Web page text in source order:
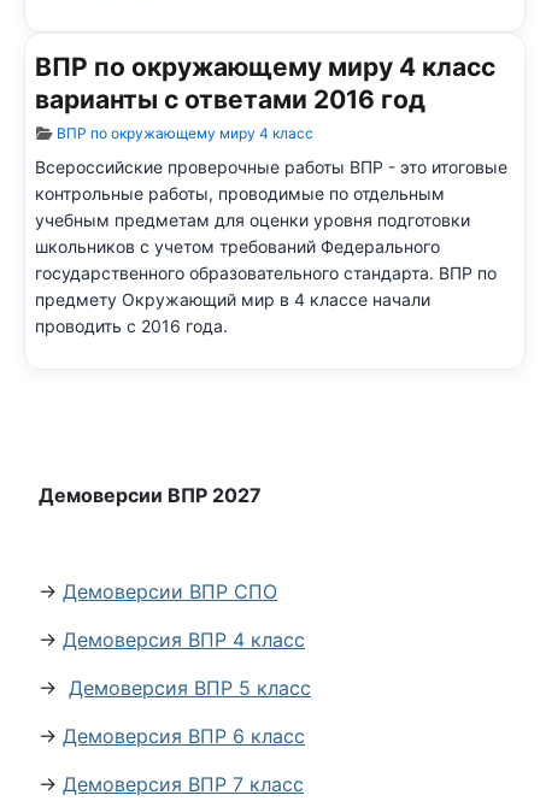
ВПР по окружающему миру 4 класс
варианты с ответами 2016 год
Информация о материале
ВПР по окружающему миру 4 класс
Всероссийские проверочные работы ВПР - это итоговые
контрольные работы, проводимые по отдельным
учебным предметам для оценки уровня подготовки
школьников с учетом требований Федерального
государственного образовательного стандарта. ВПР по
предмету Окружающий мир в 4 классе начали
проводить с 2016 года.
Демоверсии ВПР 2027
→ Демоверсии ВПР СПО
→ Демоверсия ВПР 4 класс
→ Демоверсия ВПР 5 класс
→ Демоверсия ВПР 6 класс
→ Демоверсия ВПР 7 класс